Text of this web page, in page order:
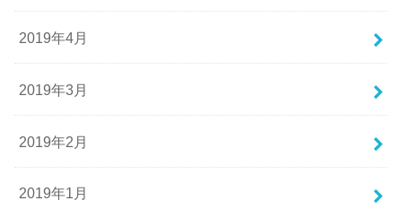
2019年4月
2019年3月
2019年2月
2019年1月